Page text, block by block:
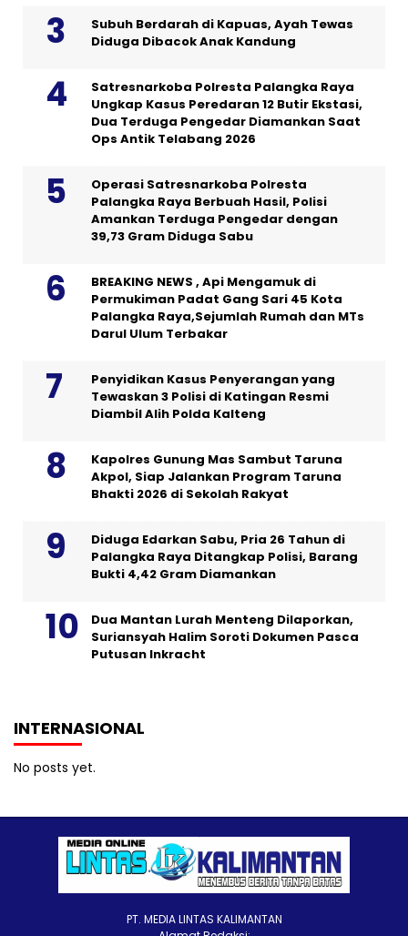
Subuh Berdarah di Kapuas, Ayah Tewas
Diduga Dibacok Anak Kandung
Satresnarkoba Polresta Palangka Raya
Ungkap Kasus Peredaran 12 Butir Ekstasi,
Dua Terduga Pengedar Diamankan Saat
Ops Antik Telabang 2026
Operasi Satresnarkoba Polresta
Palangka Raya Berbuah Hasil, Polisi
Amankan Terduga Pengedar dengan
39,73 Gram Diduga Sabu
BREAKING NEWS , Api Mengamuk di
Permukiman Padat Gang Sari 45 Kota
Palangka Raya,Sejumlah Rumah dan MTs
Darul Ulum Terbakar
Penyidikan Kasus Penyerangan yang
Tewaskan 3 Polisi di Katingan Resmi
Diambil Alih Polda Kalteng
Kapolres Gunung Mas Sambut Taruna
Akpol, Siap Jalankan Program Taruna
Bhakti 2026 di Sekolah Rakyat
Diduga Edarkan Sabu, Pria 26 Tahun di
Palangka Raya Ditangkap Polisi, Barang
Bukti 4,42 Gram Diamankan
Dua Mantan Lurah Menteng Dilaporkan,
Suriansyah Halim Soroti Dokumen Pasca
Putusan Inkracht
INTERNASIONAL
No posts yet.
PT. MEDIA LINTAS KALIMANTAN